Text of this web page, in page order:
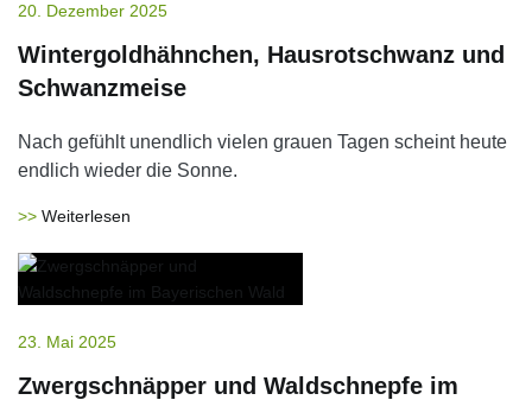
20. Dezember 2025
Wintergoldhähnchen, Hausrotschwanz und
Schwanzmeise
Nach gefühlt unendlich vielen grauen Tagen scheint heute
endlich wieder die Sonne.
Weiterlesen
23. Mai 2025
Zwergschnäpper und Waldschnepfe im